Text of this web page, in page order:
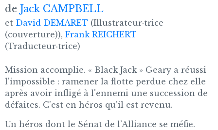
de Jack CAMPBELL
et David DEMARET (Illustrateur·trice
(couverture)), Frank REICHERT
(Traducteur·trice)
Mission accomplie. « Black Jack » Geary a réussi
l'impossible : ramener la flotte perdue chez elle
après avoir infligé à l'ennemi une succession de
défaites. C’est en héros qu’il est revenu.
Un héros dont le Sénat de l’Alliance se méfie.